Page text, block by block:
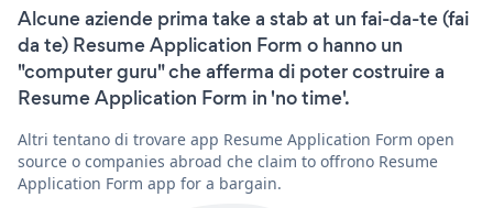
Alcune aziende prima take a stab at un fai-da-te (fai
da te) Resume Application Form o hanno un
"computer guru" che afferma di poter costruire a
Resume Application Form in 'no time'.
Altri tentano di trovare app Resume Application Form open
source o companies abroad che claim to offrono Resume
Application Form app for a bargain.